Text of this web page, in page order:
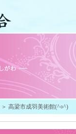
＞ 高梁市成羽美術館(^○^)